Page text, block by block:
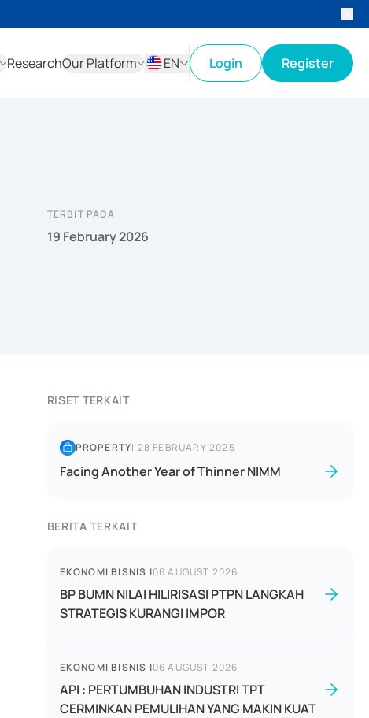
ResearchOur Platform
EN
Login Register
TERBIT PADA
19 February 2026
RISET TERKAIT
PROPERTY| 28 FEBRUARY 2025
Facing Another Year of Thinner NIMM
BERITA TERKAIT
EKONOMI BISNIS |06 AUGUST 2026
BP BUMN NILAI HILIRISASI PTPN LANGKAH
STRATEGIS KURANGI IMPOR
EKONOMI BISNIS |06 AUGUST 2026
API : PERTUMBUHAN INDUSTRI TPT
CERMINKAN PEMULIHAN YANG MAKIN KUAT